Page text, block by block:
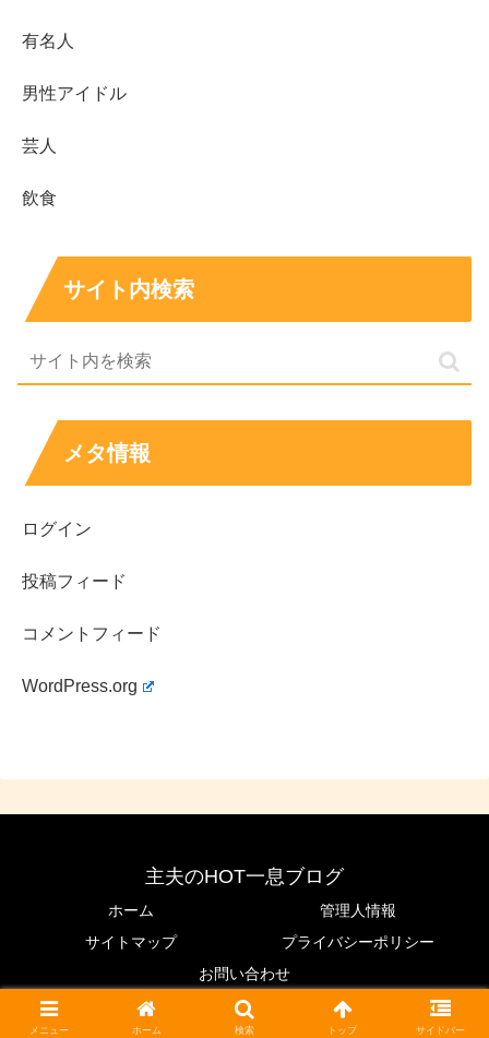
をつくる
「HORI ORI INORI」「祷鶴」「UMA」など個展開催
受賞歴があり、活動の信用度を押し上げている
万円台
のレンジは条件次第であり得る
は、作品の世界観とつながって見える瞬間が増えそうで
めていくと、より深く楽しめます。
有名人
男性アイドル
芸人
飲食
サイト内検索
メタ情報
ログイン
投稿フィード
コメントフィード
WordPress.org
主夫のHOT一息ブログ
ホーム
管理人情報
サイトマップ
プライバシーポリシー
お問い合わせ
© 2020 主夫のHOT一息ブログ.
メニュー ホーム 検索 トップ サイドバー